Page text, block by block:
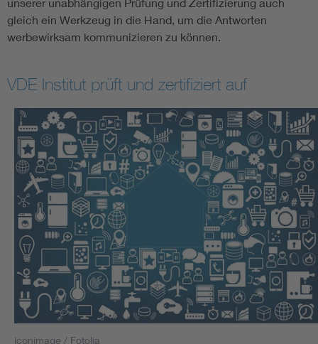
unserer unabhängigen Prüfung und Zertifizierung auch
gleich ein Werkzeug in die Hand, um die Antworten
werbewirksam kommunizieren zu können.
VDE Institut prüft und zertifiziert auf
iconimage / Fotolia